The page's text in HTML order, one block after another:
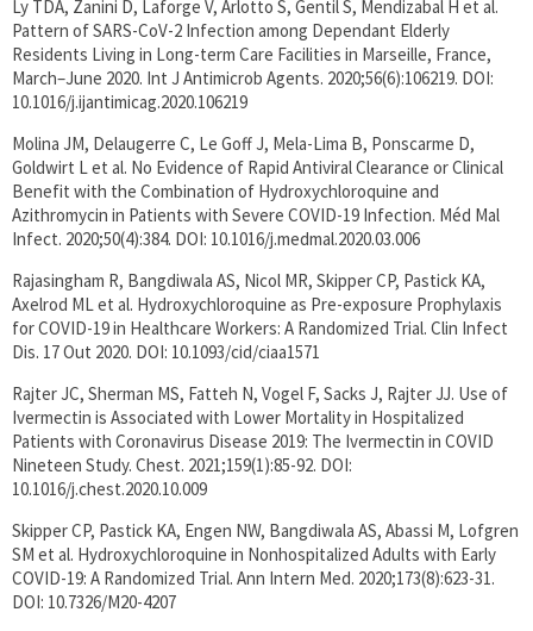
Ly TDA, Zanini D, Laforge V, Arlotto S, Gentil S, Mendizabal H et al.
Pattern of SARS-CoV-2 Infection among Dependant Elderly
Residents Living in Long-term Care Facilities in Marseille, France,
March–June 2020. Int J Antimicrob Agents. 2020;56(6):106219. DOI:
10.1016/j.ijantimicag.2020.106219
Molina JM, Delaugerre C, Le Goff J, Mela-Lima B, Ponscarme D,
Goldwirt L et al. No Evidence of Rapid Antiviral Clearance or Clinical
Benefit with the Combination of Hydroxychloroquine and
Azithromycin in Patients with Severe COVID-19 Infection. Méd Mal
Infect. 2020;50(4):384. DOI: 10.1016/j.medmal.2020.03.006
Rajasingham R, Bangdiwala AS, Nicol MR, Skipper CP, Pastick KA,
Axelrod ML et al. Hydroxychloroquine as Pre-exposure Prophylaxis
for COVID-19 in Healthcare Workers: A Randomized Trial. Clin Infect
Dis. 17 Out 2020. DOI: 10.1093/cid/ciaa1571
Rajter JC, Sherman MS, Fatteh N, Vogel F, Sacks J, Rajter JJ. Use of
Ivermectin is Associated with Lower Mortality in Hospitalized
Patients with Coronavirus Disease 2019: The Ivermectin in COVID
Nineteen Study. Chest. 2021;159(1):85-92. DOI:
10.1016/j.chest.2020.10.009
Skipper CP, Pastick KA, Engen NW, Bangdiwala AS, Abassi M, Lofgren
SM et al. Hydroxychloroquine in Nonhospitalized Adults with Early
COVID-19: A Randomized Trial. Ann Intern Med. 2020;173(8):623-31.
DOI: 10.7326/M20-4207